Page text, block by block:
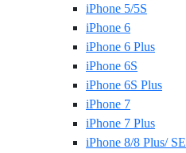
iPhone 5/5S
iPhone 6
iPhone 6 Plus
iPhone 6S
iPhone 6S Plus
iPhone 7
iPhone 7 Plus
iPhone 8/8 Plus/ SE